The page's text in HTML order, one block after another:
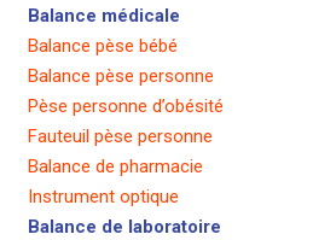
Balance médicale
Balance pèse bébé
Balance pèse personne
Pèse personne d’obésité
Fauteuil pèse personne
Balance de pharmacie
Instrument optique
Balance de laboratoire